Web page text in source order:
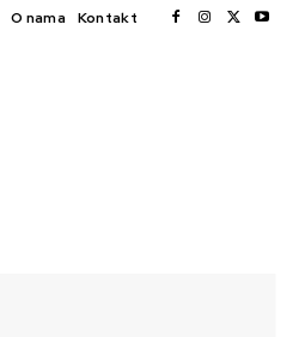
O nama Kontakt